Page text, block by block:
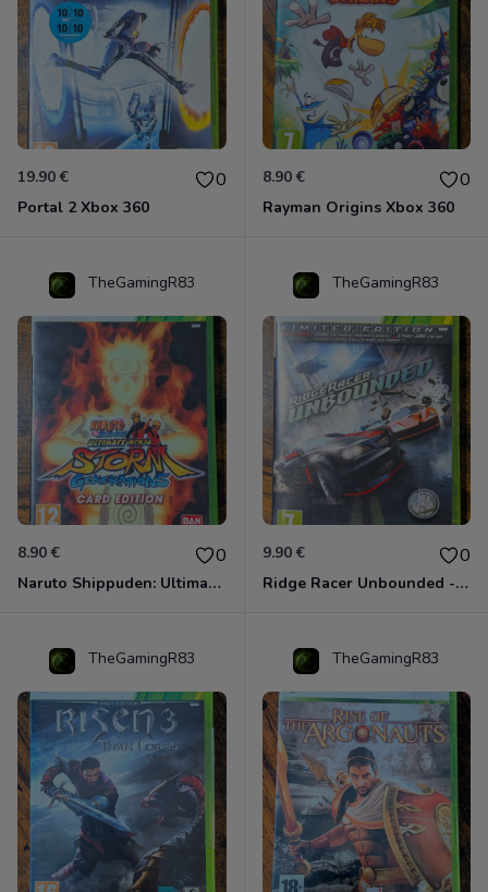
19.90 € 0
Portal 2 Xbox 360
8.90 € 0
Rayman Origins Xbox 360
TheGamingR83
8.90 € 0
Naruto Shippuden: Ultimate Ninja Storm Generations - Card Edition Xbox 360
TheGamingR83
9.90 € 0
Ridge Racer Unbounded - Édition Limitée Xbox 360
TheGamingR83 TheGamingR83